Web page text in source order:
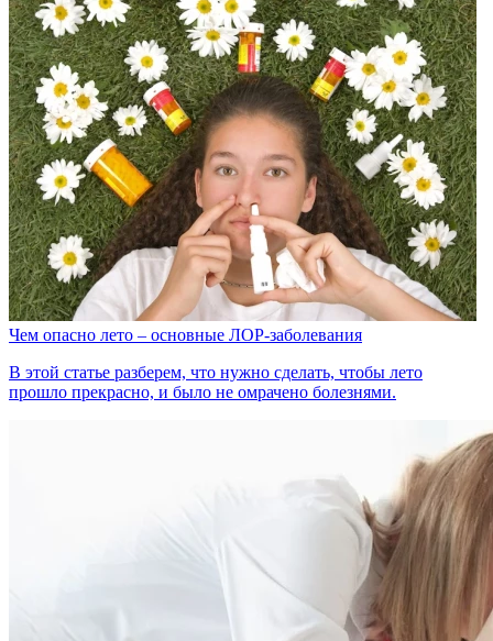
Чем опасно лето – основные ЛОР-заболевания
В этой статье разберем, что нужно сделать, чтобы лето
прошло прекрасно, и было не омрачено болезнями.